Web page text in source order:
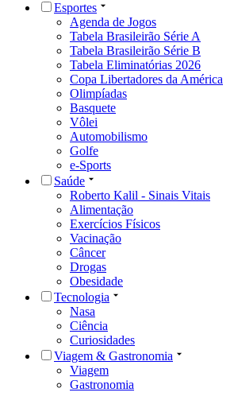
Esportes
Agenda de Jogos
Tabela Brasileirão Série A
Tabela Brasileirão Série B
Tabela Eliminatórias 2026
Copa Libertadores da América
Olimpíadas
Basquete
Vôlei
Automobilismo
Golfe
e-Sports
Saúde
Roberto Kalil - Sinais Vitais
Alimentação
Exercícios Físicos
Vacinação
Câncer
Drogas
Obesidade
Tecnologia
Nasa
Ciência
Curiosidades
Viagem & Gastronomia
Viagem
Gastronomia